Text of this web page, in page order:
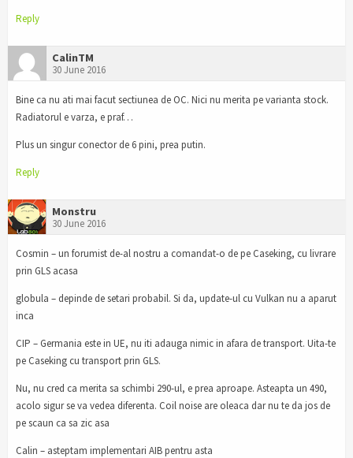
Reply
CalinTM
30 June 2016
Bine ca nu ati mai facut sectiunea de OC. Nici nu merita pe varianta stock.
Radiatorul e varza, e praf…
Plus un singur conector de 6 pini, prea putin.
Reply
Monstru
30 June 2016
Cosmin – un forumist de-al nostru a comandat-o de pe Caseking, cu livrare
prin GLS acasa
globula – depinde de setari probabil. Si da, update-ul cu Vulkan nu a aparut
inca
CIP – Germania este in UE, nu iti adauga nimic in afara de transport. Uita-te
pe Caseking cu transport prin GLS.
Nu, nu cred ca merita sa schimbi 290-ul, e prea aproape. Asteapta un 490,
acolo sigur se va vedea diferenta. Coil noise are oleaca dar nu te da jos de
pe scaun ca sa zic asa
Calin – asteptam implementari AIB pentru asta